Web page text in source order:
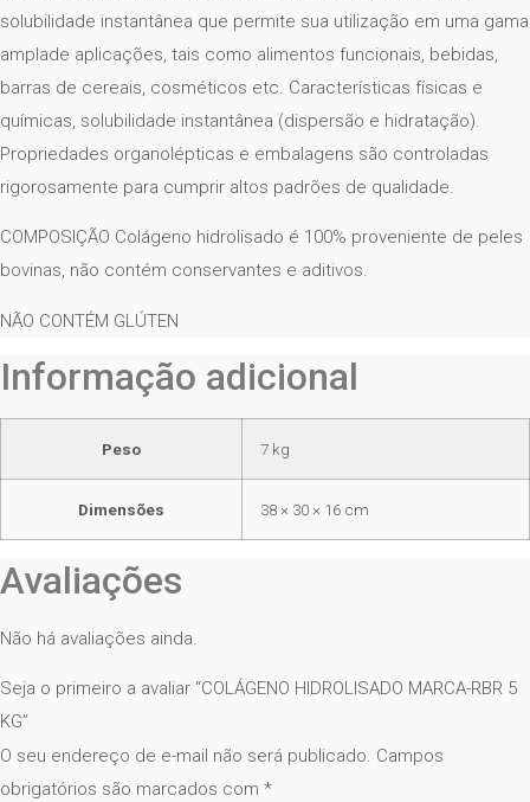
solubilidade instantânea que permite sua utilização em uma gama
amplade aplicações, tais como alimentos funcionais, bebidas,
barras de cereais, cosméticos etc. Características físicas e
químicas, solubilidade instantânea (dispersão e hidratação).
Propriedades organolépticas e embalagens são controladas
rigorosamente para cumprir altos padrões de qualidade.
COMPOSIÇÃO Colágeno hidrolisado é 100% proveniente de peles
bovinas, não contém conservantes e aditivos.
NÃO CONTÉM GLÚTEN
Informação adicional
Peso 7 kg
Dimensões 38 × 30 × 16 cm
Avaliações
Não há avaliações ainda.
Seja o primeiro a avaliar “COLÁGENO HIDROLISADO MARCA-RBR 5
KG”
O seu endereço de e-mail não será publicado. Campos
obrigatórios são marcados com *